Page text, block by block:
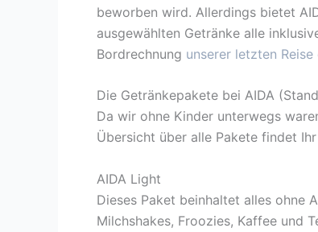
beworben wird. Allerdings bietet
ausgewählten Getränke alle
Bordrechnung unserer letzten
Die Getränkepakete bei AIDA
Da wir ohne Kinder unterwegs
Übersicht über alle Pakete findet Ihr
AIDA Light
Dieses Paket beinhaltet alles ohne
Milchshakes, Froozies, Kaffee und